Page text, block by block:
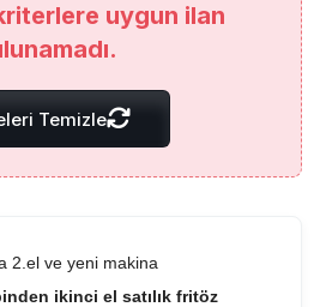
kriterlere uygun ilan
Temizle
2.el ve yeni makina
ikinci el satılık fritöz